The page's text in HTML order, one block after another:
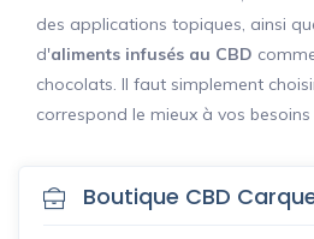
Boutique CBD
des applications topiques, ainsi
d'aliments infusés au CBD
chocolats. Il faut simplement
correspond le mieux à vos besoins